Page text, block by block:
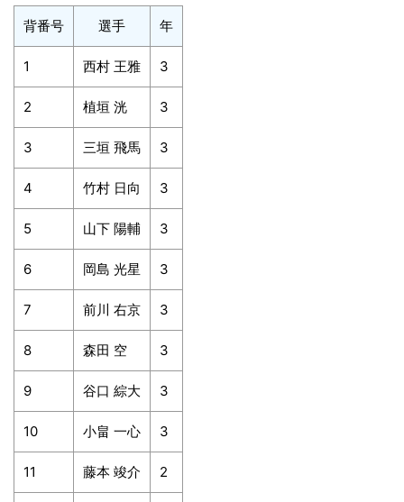
背番号 選手 年
1 西村 王雅 3
2 植垣 洸 3
3 三垣 飛馬 3
4 竹村 日向 3
5 山下 陽輔 3
6 岡島 光星 3
7 前川 右京 3
8 森田 空 3
9 谷口 綜大 3
10 小畠 一心 3
11 藤本 竣介 2